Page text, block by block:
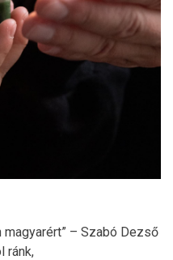
– Szabó Dezső
ránk,